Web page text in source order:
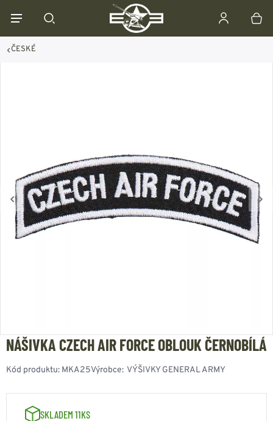
ČESKÉ
NÁŠIVKA CZECH AIR FORCE OBLOUK ČERNOBÍLÁ
Kód produktu: MKA25Výrobce: VÝŠIVKY GENERAL ARMY
SKLADEM 11KS